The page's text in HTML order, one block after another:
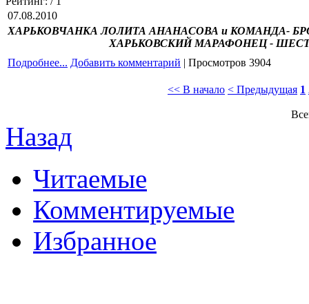
07.08.2010
ХАРЬКОВЧАНКА ЛОЛИТА АНАНАСОВА и КОМАНДА-
ХАРЬКОВСКИЙ МАРАФОНЕЦ -
Подробнее... Добавить комментарий | Просмотров 3904
<< В начало < Предыдущая 1
Назад
Читаемые
Комментируемые
Избранное